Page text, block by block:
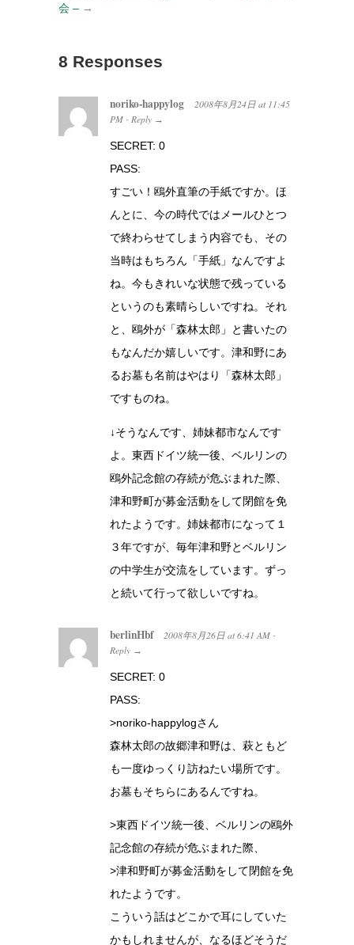
会 – →
8 Responses
noriko-happylog 2008年8月24日 at 11:45
PM · Reply →
SECRET: 0
PASS:
すごい！鴎外直筆の手紙ですか。ほ
んとに、今の時代ではメールひとつ
で終わらせてしまう内容でも、その
当時はもちろん「手紙」なんですよ
ね。今もきれいな状態で残っている
というのも素晴らしいですね。それ
と、鴎外が「森林太郎」と書いたの
もなんだか嬉しいです。津和野にあ
るお墓も名前はやはり「森林太郎」
ですものね。
↓そうなんです、姉妹都市なんです
よ。東西ドイツ統一後、ベルリンの
鴎外記念館の存続が危ぶまれた際、
津和野町が募金活動をして閉館を免
れたようです。姉妹都市になって１
３年ですが、毎年津和野とベルリン
の中学生が交流をしています。ずっ
と続いて行って欲しいですね。
berlinHbf 2008年8月26日 at 6:41 AM ·
Reply →
SECRET: 0
PASS:
>noriko-happylogさん
森林太郎の故郷津和野は、萩ともど
も一度ゆっくり訪ねたい場所です。
お墓もそちらにあるんですね。
>東西ドイツ統一後、ベルリンの鴎外
記念館の存続が危ぶまれた際、
>津和野町が募金活動をして閉館を免
れたようです。
こういう話はどこかで耳にしていた
かもしれませんが、なるほどそうだ